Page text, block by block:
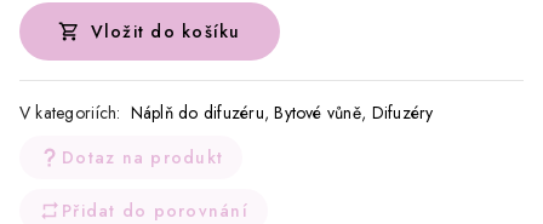
Vložit do košíku
V kategoriích: Náplň do difuzéru,Bytové vůně, Difuzéry
Dotaz na produkt
Přidat do porovnání